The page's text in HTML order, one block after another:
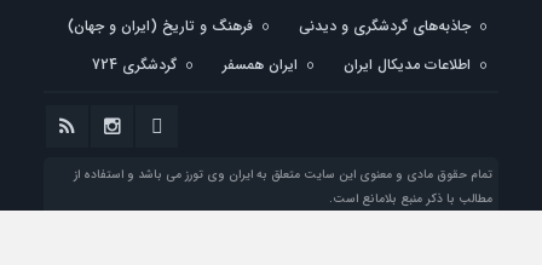
جاذبه‌های گردشگری و دیدنی
فرهنگ و تاریخ (ایران و جهان)
اطلاعات مدیکال ایران
ایران همسفر گردشگری 724
تمام حقوق مادی و معنوی این سایت متعلق به ایران وی تورز می باشد و استفاده از
مطالب با ذکر منبع بلامانع است.